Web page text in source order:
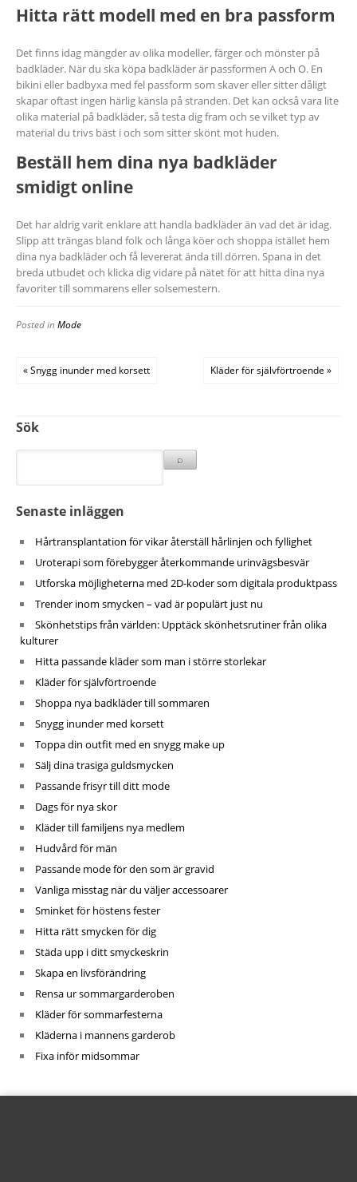
Hitta rätt modell med en bra passform
Det finns idag mängder av olika modeller, färger och mönster på
badkläder. När du ska köpa badkläder är passformen A och O. En
bikini eller badbyxa med fel passform som skaver eller sitter dåligt
skapar oftast ingen härlig känsla på stranden. Det kan också vara lite
olika material på badkläder, så testa dig fram och se vilket typ av
material du trivs bäst i och som sitter skönt mot huden.
Beställ hem dina nya badkläder
smidigt online
Det har aldrig varit enklare att handla badkläder än vad det är idag.
Slipp att trängas bland folk och långa köer och shoppa istället hem
dina nya badkläder och få levererat ända till dörren. Spana in det
breda utbudet och klicka dig vidare på nätet för att hitta dina nya
favoriter till sommarens eller solsemestern.
Posted inMode
« Snygg inunder med korsett Kläder för självförtroende »
Sök
Senaste inläggen
Hårtransplantation för vikar återställ hårlinjen och fyllighet
Uroterapi som förebygger återkommande urinvägsbesvär
Utforska möjligheterna med 2D-koder som digitala produktpass
Trender inom smycken – vad är populärt just nu
Skönhetstips från världen: Upptäck skönhetsrutiner från olika
kulturer
Hitta passande kläder som man i större storlekar
Kläder för självförtroende
Shoppa nya badkläder till sommaren
Snygg inunder med korsett
Toppa din outfit med en snygg make up
Sälj dina trasiga guldsmycken
Passande frisyr till ditt mode
Dags för nya skor
Kläder till familjens nya medlem
Hudvård för män
Passande mode för den som är gravid
Vanliga misstag när du väljer accessoarer
Sminket för höstens fester
Hitta rätt smycken för dig
Städa upp i ditt smyckeskrin
Skapa en livsförändring
Rensa ur sommargarderoben
Kläder för sommarfesterna
Kläderna i mannens garderob
Fixa inför midsommar